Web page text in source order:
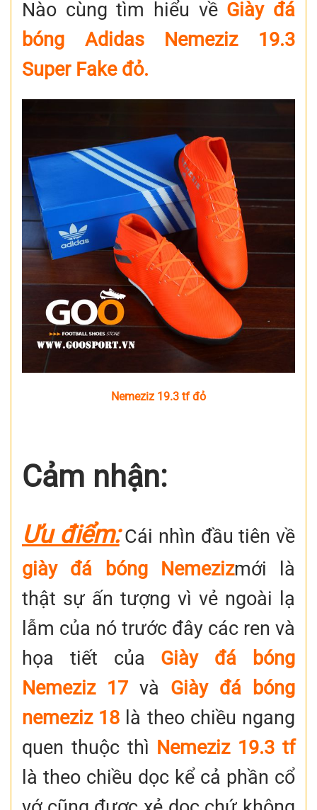
Nào cùng tìm hiểu về Giày đá
bóng Adidas Nemeziz 19.3
Super Fake đỏ.
Nemeziz 19.3 tf đỏ
Cảm nhận:
Ưu điểm:Cái nhìn đầu tiên về
giày đá bóng Nemezizmới là
thật sự ấn tượng vì vẻ ngoài lạ
lẫm của nó trước đây các ren và
họa tiết của Giày đá bóng
Nemeziz 17và Giày đá bóng
nemeziz 18 là theo chiều ngang
quen thuộc thì Nemeziz 19.3 tf
là theo chiều dọc kể cả phần cổ